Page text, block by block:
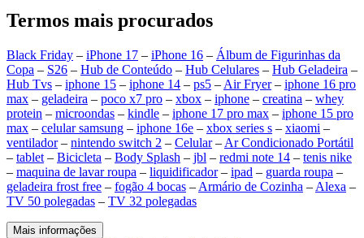
Termos mais procurados
Black Friday – iPhone 17 – iPhone 16 – Álbum de Figurinhas da
Copa – S26 – Hub de Conteúdo – Hub Celulares – Hub Geladeira –
Hub Tvs – iphone 15 – iphone 14 – ps5 – Air Fryer– iphone 16 pro
max – geladeira – poco x7 pro – xbox – iphone – creatina – whey
protein – microondas – kindle – iphone 17 pro max – iphone 15 pro
max – celular samsung – iphone 16e – xbox series s – xiaomi –
ventilador– nintendo switch 2 – Celular– Ar Condicionado Portátil
– tablet – Bicicleta – Body Splash – jbl – redmi note 14 – tenis nike
– maquina de lavar roupa – liquidificador– ipad – guarda roupa –
geladeira frost free – fogão 4 bocas – Armário de Cozinha – Alexa –
TV 50 polegadas – TV 32 polegadas
Mais informações